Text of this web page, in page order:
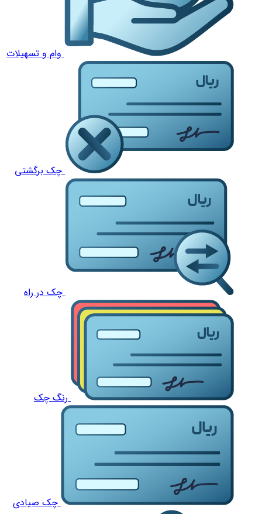
وام و تسهیلات
چک برگشتی
چک در راه
رنگ چک
چک صیادی